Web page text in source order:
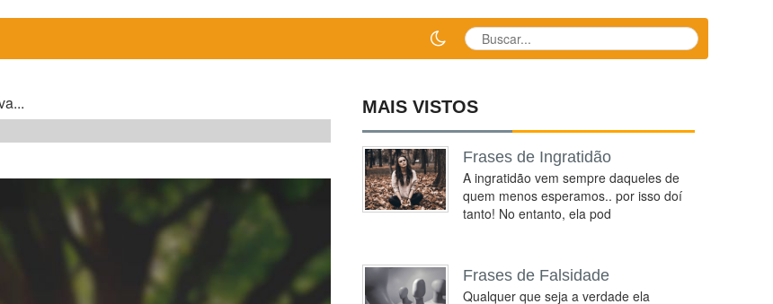
MAIS VISTOS
Frases de Ingratidão
A ingratidão vem sempre daqueles de
quem menos esperamos.. por isso doí
tanto! No entanto, ela pod
Frases de Falsidade
Qualquer que seja a verdade ela